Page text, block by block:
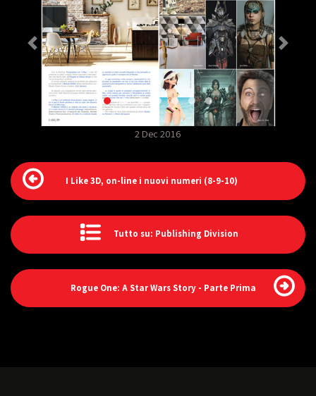
2 Dec 2016
I Like 3D, on-line i nuovi numeri (8-9-10)
Tutto su: Publishing Division
Rogue One: A Star Wars Story - Parte Prima